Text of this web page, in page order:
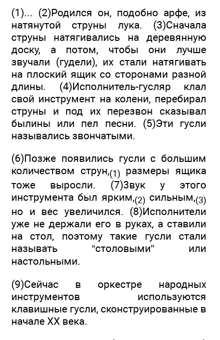
(1)... (2)Родился он, подобно арфе, из
натянутой струны лука. (3)Сначала
струны натягивались на деревянную
доску, а потом, чтобы они лучше
звучали (гудели), их стали натягивать
на плоский ящик со сторонами разной
длины. (4)Исполнитель-гусляр клал
свой инструмент на колени, перебирал
струны и под их перезвон сказывал
былины или пел песни. (5)Эти гусли
назывались звончатыми.
(6)Позже появились гусли с большим
количеством струн,(1)
размеры ящика
тоже выросли. (7)3вук у этого
инструмента был ярким,(2) сильным,(3)
но и вес увеличился. (8)Исполнители
уже не держали его в руках, а ставили
на стол, поэтому такие гусли стали
называть “столовыми” или
настольными.
(9)Сейчас в оркестре народных
инструментов используются
клавишные гусли, сконструированные в
начале XX века.